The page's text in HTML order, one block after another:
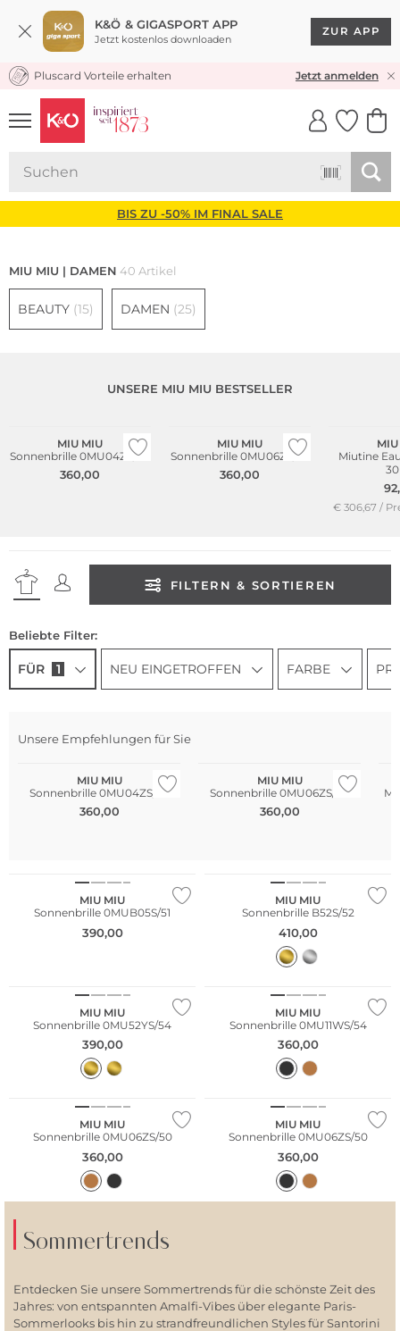
K&Ö & GIGASPORT APP
Jetzt kostenlos downloaden
ZUR APP
KOSTENLOSER VERSAND* & RÜCKVERSAND
Pluscard Vorteile erhalten Jetzt anmelden
UNSERE APP
CLICK &
BIS ZU -50% IM FINAL SALE
MIU MIU | DAMEN 40 Artikel
BEAUTY (15) DAMEN (25)
UNSERE MIU MIU BESTSELLER
MIU MIU
Sonnenbrille 0MU04ZS/50
360,00
MIU MIU
Sonnenbrille 0MU06ZS/50
360,00
Miutine
€ 306,67 /
FILTERN & SORTIEREN
Beliebte Filter:
FÜR 1 NEU EINGETROFFEN FARBE
Unsere Empfehlungen für Sie
MIU MIU
Sonnenbrille 0MU04ZS/50
360,00
MIU MIU
Sonnenbrille 0MU06ZS/50
360,00
MIU MIU
Sonnenbrille 0MUB05S/51
390,00
MIU MIU
Sonnenbrille B52S/52
410,00
MIU MIU
Sonnenbrille 0MU52YS/54
390,00
MIU MIU
Sonnenbrille 0MU11WS/54
360,00
MIU MIU
Sonnenbrille 0MU06ZS/50
360,00
MIU MIU
Sonnenbrille 0MU06ZS/50
360,00
Sommertrends
Entdecken Sie unsere Sommertrends für die schönste Zeit des
Jahres: von entspannten Amalfi-Vibes über elegante Paris-
Sommerlooks bis hin zu strandfreundlichen Styles für Santorini